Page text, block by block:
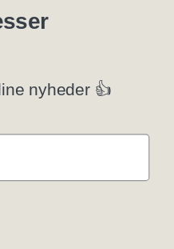
til teknisk funktionalitet samt
nyheder 👍